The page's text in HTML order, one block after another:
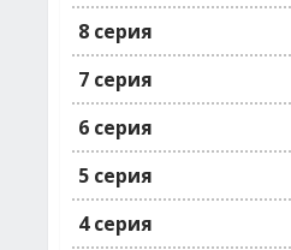
8 серия
7 серия
6 серия
5 серия
4 серия